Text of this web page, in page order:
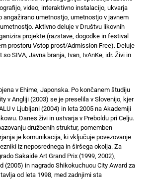
video, interaktivno instalacijo, ukvarja
angažirano umetnostjo, umetnostjo v javnem
Aktivno deluje v Društvu likovnih
projekte (razstave, dogodke in festival
prostoru Vstop prost/Admission Free). Deluje
SIVA, Javna branja, Ivan, IvAnKe, idr. Živi in
v Ehime, Japonska. Po končanem študiju
v Angliji (2003) se je preselila v Slovenijo, kjer
v Ljubljani (2004) in leta 2005 na Akademiji
Danes živi in ustvarja v Preboldu pri Celju.
družbenih struktur, pomemben
je komunikacija, ki vključuje povezovanje
iz neposrednega in širšega okolja. Za
Sakaide Art Grand Prix (1999, 2002),
(2005) in nagrado Shikokuchuou City Award za
od leta 1998, med zadnjimi sta